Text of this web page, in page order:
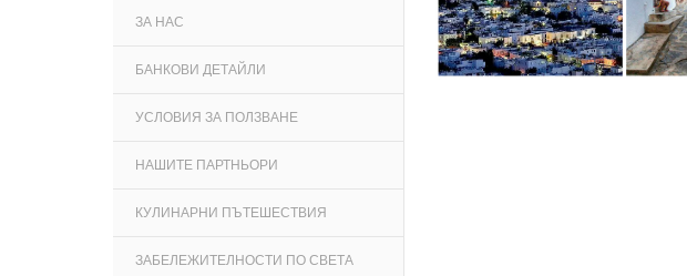
ЗА НАС
БАНКОВИ ДЕТАЙЛИ
УСЛОВИЯ ЗА ПОЛЗВАНЕ
НАШИТЕ ПАРТНЬОРИ
КУЛИНАРНИ ПЪТЕШЕСТВИЯ
ЗАБЕЛЕЖИТЕЛНОСТИ ПО СВЕТА